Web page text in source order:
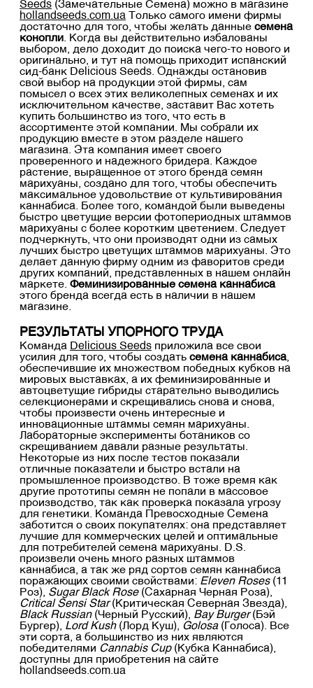
Seeds (Замечательные Cемена) можно в магазине
hollandseeds.com.ua Только самого имени фирмы
достаточно для того, чтобы желать данные семена
конопли. Когда вы действительно избалованы
выбором, дело доходит до поиска чего-то нового и
оригинально, и тут на помощь приходит испанский
сид-банк Delicious Seeds. Однажды остановив
свой выбор на продукции этой фирмы, сам
помысел о всех этих великолепных семенах и их
исключительном качестве, заставит Вас хотеть
купить большинство из того, что есть в
ассортименте этой компании. Мы собрали их
продукцию вместе в этом разделе нашего
магазина. Эта компания имеет своего
проверенного и надежного бридера. Каждое
растение, выращенное от этого бренда семян
марихуаны, создано для того, чтобы обеспечить
максимальное удовольствие от культивирования
каннабиса. Более того, командой были выведены
быстро цветущие версии фотопериодных штаммов
марихуаны с более коротким цветением. Следует
подчеркнуть, что они производят одни из самых
лучших быстро цветущих штаммов марихуаны. Это
делает данную фирму одним из фаворитов среди
других компаний, представленных в нашем онлайн
маркете. Феминизированные семена каннабиса
этого бренда всегда есть в наличии в нашем
магазине.
РЕЗУЛЬТАТЫ УПОРНОГО ТРУДА
Команда Delicious Seeds приложила все свои
усилия для того, чтобы создать семена каннабиса,
обеспечившие их множеством победных кубков на
мировых выставках, а их феминизированные и
автоцветущие гибриды старательно выводились
селекционерами и скрещивались снова и снова,
чтобы произвести очень интересные и
инновационные штаммы семян марихуаны.
Лабораторные эксперименты ботаников со
скрещиванием давали разные результаты.
Некоторые из них после тестов показали
отличные показатели и быстро встали на
промышленное производство. В тоже время как
другие прототипы семян не попали в массовое
производство, так как проверка показала угрозу
для генетики. Команда Превосходные Семена
заботится о своих покупателях: она представляет
лучшие для коммерческих целей и оптимальные
для потребителей семена марихуаны. D.S.
произвели очень много разных штаммов
каннабиса, а так же ряд сортов семян каннабиса
поражающих своими свойствами: Eleven Roses(11
Роз), Sugar Black Rose(Сахарная Черная Роза),
Critical Sensi Star(Критическая Северная Звезда),
Black Russian(Черный Русский), Bay Burger(Бэй
Бургер), Lord Kush(Лорд Куш), Golosa(Голоса). Все
эти сорта, а большинство из них являются
победителями Cannabis Cup(Кубка Каннабиса),
доступны для приобретения на сайте
hollandseeds.com.ua